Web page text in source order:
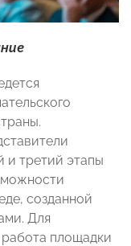
третий этапы
созданной
Для
площадки